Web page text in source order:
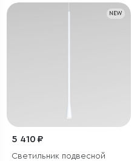
NEW
5 410 ₽
Светильник подвесной